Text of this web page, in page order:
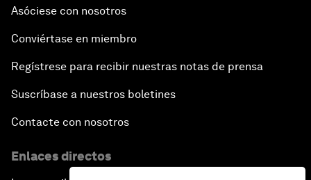
Asóciese con nosotros
Conviértase en miembro
Regístrese para recibir nuestras notas de prensa
Suscríbase a nuestros boletines
Contacte con nosotros
Enlaces directos